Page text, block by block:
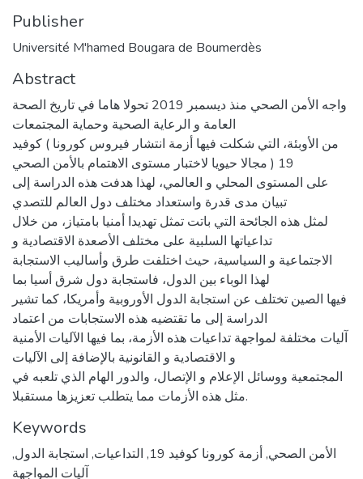
Publisher
Université M'hamed Bougara de Boumerdès
Abstract
واجه الأمن الصحي منذ ديسمبر 2019 تحولا هاما في تاريخ الصحة
العامة و الرعاية الصحية وحماية المجتمعات
من الأوبئة، التي شكلت فيها أزمة انتشار فيروس كورونا ) كوفيد
19 ( مجالا حيويا لاختبار مستوى الاهتمام بالأمن الصحي
على المستوى المحلي و العالمي، لهذا هدفت هذه الدراسة إلى
تبيان مدى قدرة واستعداد مختلف دول العالم للتصدي
لمثل هذه الجائحة التي باتت تمثل تهديدا أمنيا بامتياز، من خلال
تداعياتها السلبية على مختلف الأصعدة الاقتصادية و
الاجتماعية و السياسية، حيث اختلفت طرق وأساليب الاستجابة
لهذا الوباء بين الدول، فاستجابة دول شرق أسيا بما
فيها الصين تختلف عن استجابة الدول الأوروبية وأمريكا، كما تشير
الدراسة إلى ما تقتضيه هذه الاستجابات من اعتماد
آليات مختلفة لمواجهة تداعيات هذه الأزمة، بما فيها الآليات الأمنية
و الاقتصادية و القانونية بالإضافة إلى الآليات
المجتمعية ووسائل الإعلام و الإتصال، والدور الهام الذي تلعبه في
مثل هذه الأزمات مما يتطلب تعزيزها مستقبلا.
Keywords
الأمن الصحي, أزمة كورونا كوفيد 19 , التداعيات, استجابة الدول,
آليات المواجهة